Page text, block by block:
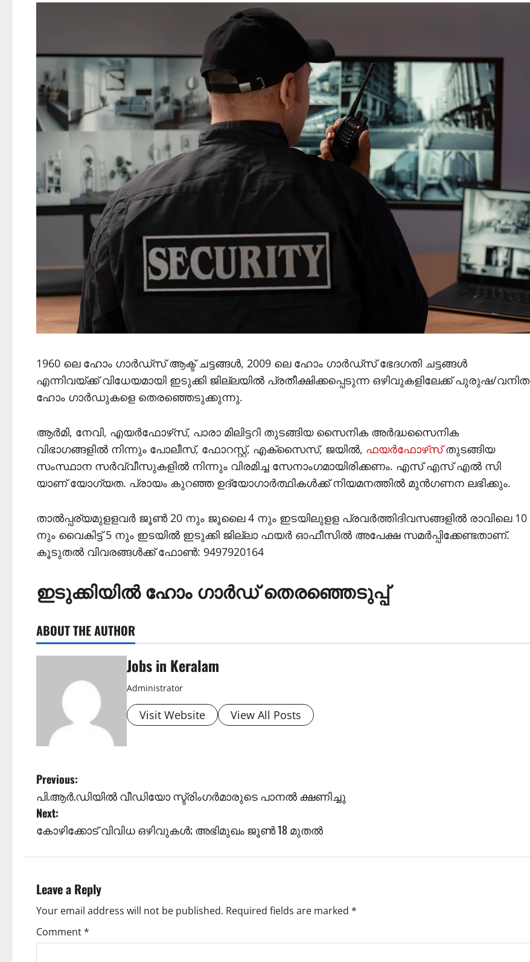
1960 ലെ ഹോം ഗാര്‍ഡ്‌സ് ആക്ട് ചട്ടങ്ങള്‍, 2009 ലെ ഹോം ഗാര്‍ഡ്‌സ് ഭേദഗതി ചട്ടങ്ങള്‍
എന്നിവയ്ക്ക് വിധേയമായി ഇടുക്കി ജില്ലയില്‍ പ്രതീക്ഷിക്കപ്പെടുന്ന ഒഴിവുകളിലേക്ക് പുരുഷ/വനിത
ഹോം ഗാര്‍ഡുകളെ തെരഞ്ഞെടുക്കുന്നു.
ആര്‍മി, നേവി, എയര്‍ഫോഴ്‌സ്, പാരാ മിലിട്ടറി തുടങ്ങിയ സൈനിക അര്‍ദ്ധസൈനിക
വിഭാഗങ്ങളില്‍ നിന്നും പോലീസ്, ഫോറസ്റ്റ്, എക്‌സൈസ്, ജയില്‍, ഫയര്‍ഫോഴ്‌സ്തുടങ്ങിയ
സംസ്ഥാന സര്‍വ്വീസുകളില്‍ നിന്നും വിരമിച്ച സേനാംഗമായിരിക്കണം. എസ് എസ് എല്‍ സി
യാണ് യോഗ്യത. പ്രായം കുറഞ്ഞ ഉദ്യോഗാര്‍ത്ഥികള്‍ക്ക് നിയമനത്തില്‍ മുന്‍ഗണന ലഭിക്കും.
താല്‍പ്പര്യമുളളവര്‍ ജൂണ്‍ 20 നും ജൂലൈ 4 നും ഇടയിലുളള പ്രവര്‍ത്തിദിവസങ്ങളില്‍ രാവിലെ 10
നും വൈകിട്ട് 5 നും ഇടയില്‍ ഇടുക്കി ജില്ലാ ഫയര്‍ ഓഫീസില്‍ അപേക്ഷ സമര്‍പ്പിക്കേണ്ടതാണ്.
കൂടുതല്‍ വിവരങ്ങള്‍ക്ക് ഫോണ്‍: 9497920164
ഇടുക്കിയില്‍ ഹോം ഗാര്‍ഡ് തെരഞ്ഞെടുപ്പ്
ABOUT THE AUTHOR
Jobs in Keralam
Administrator
Visit Website View All Posts
P
o
s
n
a
v
Previous:
പി.ആര്‍.ഡിയില്‍ വീഡിയോ സ്ട്രിംഗര്‍മാരുടെ പാനല്‍ ക്ഷണിച്ചു
Next:
കോഴിക്കോട് വിവിധ ഒഴിവുകള്‍; അഭിമുഖം ജൂണ്‍ 18 മുതല്‍
Leave a Reply
Your email address will not be published. Required fields are marked *
Comment*